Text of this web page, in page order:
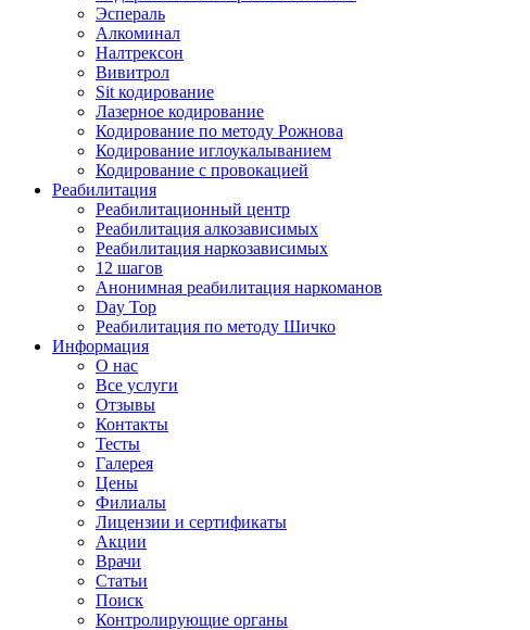
Эспераль
Алкоминал
Налтрексон
Вивитрол
Sit кодирование
Лазерное кодирование
Кодирование по методу Рожнова
Кодирование иглоукалыванием
Кодирование с провокацией
Реабилитация
Реабилитационный центр
Реабилитация алкозависимых
Реабилитация наркозависимых
12 шагов
Анонимная реабилитация наркоманов
Day Top
Реабилитация по методу Шичко
Информация
О нас
Все услуги
Отзывы
Контакты
Тесты
Галерея
Цены
Филиалы
Лицензии и сертификаты
Акции
Врачи
Статьи
Поиск
Контролирующие органы